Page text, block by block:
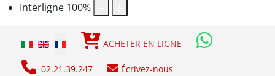
Interligne 100%
Sélectionnez votre langueACHETER EN LIGNE
02.21.39.247 Écrivez-nous